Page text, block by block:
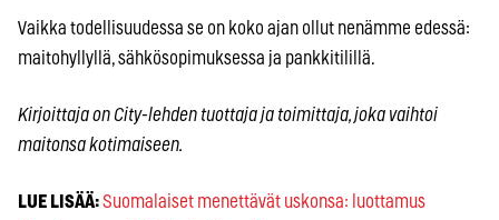
Vaikka todellisuudessa se on koko ajan ollut nenämme edessä:
maitohyllyllä, sähkösopimuksessa ja pankkitilillä.
Kirjoittaja on City-lehden tuottaja ja toimittaja, joka vaihtoi
maitonsa kotimaiseen.
LUE LISÄÄ:Suomalaiset menettävät uskonsa: luottamus